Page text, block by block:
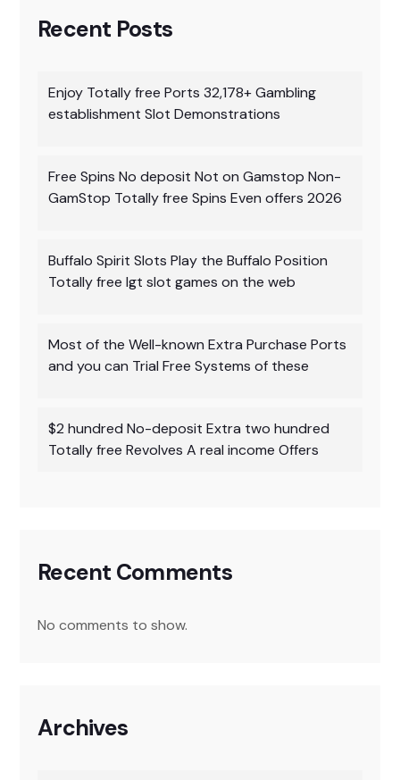
Recent Posts
Enjoy Totally free Ports 32,178+ Gambling
establishment Slot Demonstrations
Free Spins No deposit Not on Gamstop Non-
GamStop Totally free Spins Even offers 2026
Buffalo Spirit Slots Play the Buffalo Position
Totally free Igt slot games on the web
Most of the Well-known Extra Purchase Ports
and you can Trial Free Systems of these
$2 hundred No-deposit Extra two hundred
Totally free Revolves A real income Offers
Recent Comments
No comments to show.
Archives